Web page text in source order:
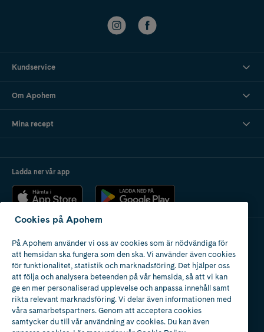
Kundservice
Om Apohem
Mina recept
Ladda ner vår app
Apotek med tillstånd
av Läkemedelsverket
Cookies på Apohem
På Apohem använder vi oss av cookies som är nödvändiga för
att hemsidan ska fungera som den ska. Vi använder även cookies
för funktionalitet, statistik och marknadsföring. Det hjälper oss
att följa och analysera beteenden på vår hemsida, så att vi kan
ge en mer personaliserad upplevelse och anpassa innehåll samt
rikta relevant marknadsföring. Vi delar även informationen med
våra samarbetspartners. Genom att acceptera cookies
samtycker du till vår användning av cookies. Du kan även